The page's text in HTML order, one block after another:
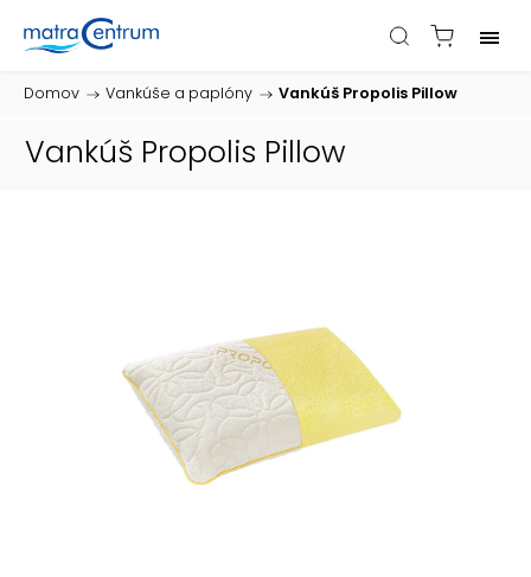
Domov / Vankúše a paplóny / Vankúš Propolis Pillow
Vankúš Propolis Pillow